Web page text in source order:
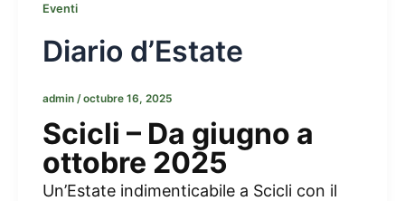
Eventi
Diario d’Estate
admin /octubre 16, 2025
Scicli – Da giugno a
ottobre 2025
Un’Estate indimenticabile a Scicli con il